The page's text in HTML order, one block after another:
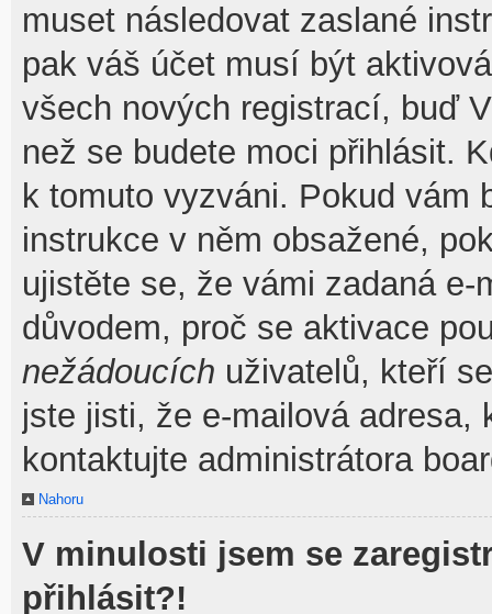
muset následovat zaslané
pak váš účet musí být
všech nových registrací, buď
než se budete moci přihlásit.
k tomuto vyzváni. Pokud vám
instrukce v něm obsažené,
ujistěte se, že vámi zadaná
důvodem, proč se aktivace
nežádoucích uživatelů, kteří
jste jisti, že e-mailová adresa,
kontaktujte administrátora
Nahoru
V minulosti jsem se
přihlásit?!